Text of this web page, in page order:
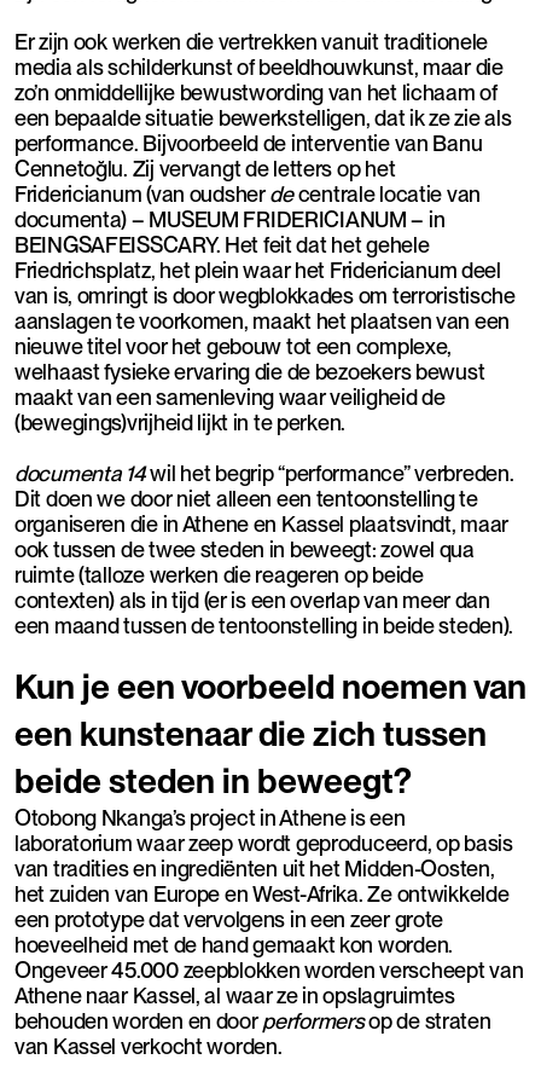
Er zijn ook werken die vertrekken vanuit traditionele
media als schilderkunst of beeldhouwkunst, maar die
zo’n onmiddellijke bewustwording van het lichaam of
een bepaalde situatie bewerkstelligen, dat ik ze zie als
performance. Bijvoorbeeld de interventie van Banu
Cennetoğlu. Zij vervangt de letters op het
Fridericianum (van oudsherdecentrale locatie van
documenta) – MUSEUM FRIDERICIANUM – in
BEINGSAFEISSCARY. Het feit dat het gehele
Friedrichsplatz, het plein waar het Fridericianum deel
van is, omringt is door wegblokkades om terroristische
aanslagen te voorkomen, maakt het plaatsen van een
nieuwe titel voor het gebouw tot een complexe,
welhaast fysieke ervaring die de bezoekers bewust
maakt van een samenleving waar veiligheid de
(bewegings)vrijheid lijkt in te perken.
documenta 14wil het begrip “performance” verbreden.
Dit doen we door niet alleen een tentoonstelling te
organiseren die in Athene en Kassel plaatsvindt, maar
ook tussen de twee steden in beweegt: zowel qua
ruimte (talloze werken die reageren op beide
contexten) als in tijd (er is een overlap van meer dan
een maand tussen de tentoonstelling in beide steden).
Kun je een voorbeeld noemen van
een kunstenaar die zich tussen
beide steden in beweegt?
Otobong Nkanga’s project in Athene is een
laboratorium waar zeep wordt geproduceerd, op basis
van tradities en ingrediënten uit het Midden-Oosten,
het zuiden van Europe en West-Afrika. Ze ontwikkelde
een prototype dat vervolgens in een zeer grote
hoeveelheid met de hand gemaakt kon worden.
Ongeveer 45.000 zeepblokken worden verscheept van
Athene naar Kassel, al waar ze in opslagruimtes
behouden worden en doorperformersop de straten
van Kassel verkocht worden.